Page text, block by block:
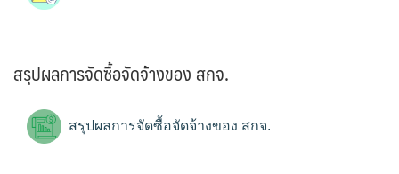
สรุปผลการจัดซื้อจัดจ้างของ สกจ.
สรุปผลการจัดซื้อจัดจ้างของ สกจ.